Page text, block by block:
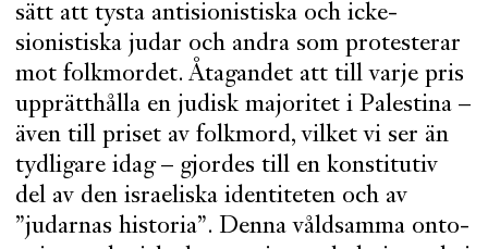
sätt att tysta antisionistiska och icke-
sionistiska judar och andra som protesterar
mot folkmordet. Åtagandet att till varje pris
upprätthålla en judisk majoritet i Palestina –
även till priset av folkmord, vilket vi ser än
tydligare idag – gjordes till en konstitutiv
del av den israeliska identiteten och av
”judarnas historia”. Denna våldsamma onto-